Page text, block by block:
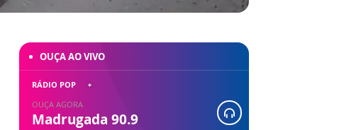
OUÇA AO VIVO
RÁDIO POP
OUÇA AGORA
Madrugada 90.9